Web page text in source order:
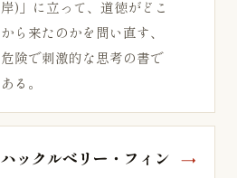
岸)」に立って、道徳がどこ
から来たのかを問い直す、
危険で刺激的な思考の書で
ある。
ハックルベリー・フィン